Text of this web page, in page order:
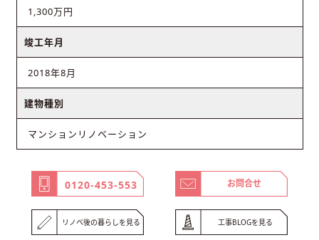
1,300万円
竣工年月
2018年8月
建物種別
マンションリノベーション
0120-453-553 お問合せ
リノベ後の暮らしを見る 工事BLOGを見る